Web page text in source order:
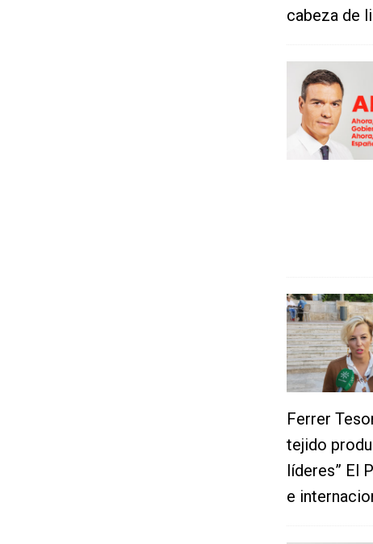
cabeza de
Ferrer
tejido
líderes” El
e